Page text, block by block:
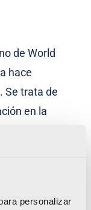
personalizar
de World
hace
. Se trata de
en la
en el